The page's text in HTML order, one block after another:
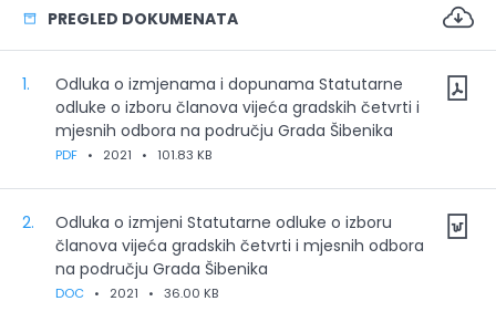
PREGLED DOKUMENATA
1.
Odluka o izmjenama i dopunama Statutarne
odluke o izboru članova vijeća gradskih četvrti i
mjesnih odbora na području Grada Šibenika
PDF • 2021 • 101.83 KB
2.
Odluka o izmjeni Statutarne odluke o izboru
članova vijeća gradskih četvrti i mjesnih odbora
na području Grada Šibenika
DOC • 2021 • 36.00 KB